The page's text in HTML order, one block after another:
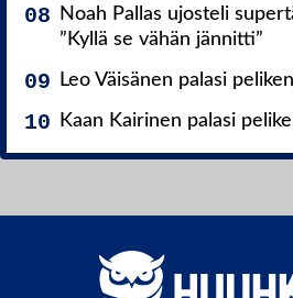
Noah Pallas ujosteli
”Kyllä se vähän jännitti”
Leo Väisänen palasi
Kaan Kairinen palasi